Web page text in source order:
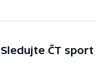
ČT sport